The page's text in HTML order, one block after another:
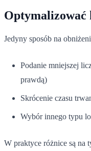
Optymalizować
Jedyny sposób na
Podanie mniejszej
prawdą)
Skrócenie czasu
Wybór innego typu
W praktyce różnice są na